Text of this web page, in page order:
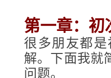
第一章：初
很多朋友都
解。下面我就
问题。